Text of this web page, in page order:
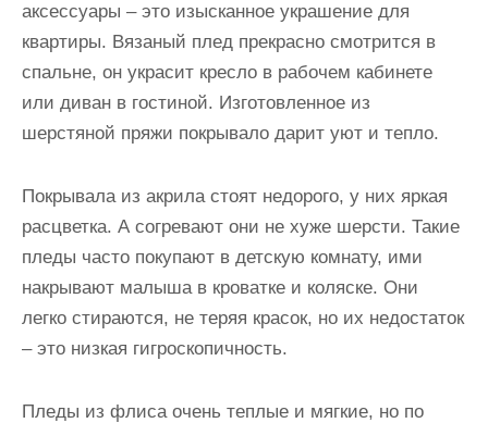
аксессуары – это изысканное украшение для
квартиры. Вязаный плед прекрасно смотрится в
спальне, он украсит кресло в рабочем кабинете
или диван в гостиной. Изготовленное из
шерстяной пряжи покрывало дарит уют и тепло.
Покрывала из акрила стоят недорого, у них яркая
расцветка. А согревают они не хуже шерсти. Такие
пледы часто покупают в детскую комнату, ими
накрывают малыша в кроватке и коляске. Они
легко стираются, не теряя красок, но их недостаток
– это низкая гигроскопичность.
Пледы из флиса очень теплые и мягкие, но по